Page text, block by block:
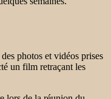
photos et vidéos prises
un film retraçant les